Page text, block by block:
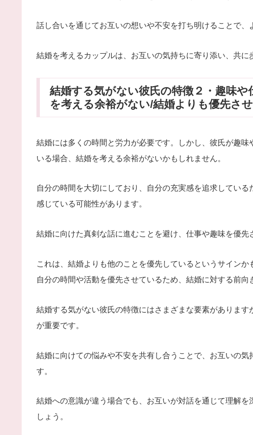
話し合いを通じてお互いの想いや不安を打ち明けることで、
結婚を考えるカップルは、お互いの気持ちに寄り添い、共に
結婚する気がない彼氏の特徴２・趣味
を考える余裕がない/結婚よりも優先さ
結婚には多くの時間と労力が必要です。しかし、彼氏が趣
いる場合、結婚を考える余裕がないかもしれません。
自分の時間を大切にしており、自分の充実感を追求してい
感じている可能性があります。
結婚に向けた真剣な話に進むことを避け、仕事や趣味を優先
これは、結婚よりも他のことを優先しているというサインか
自分の時間や活動を優先させているため、結婚に対する前向
結婚する気がない彼氏の特徴にはさまざまな要素がありま
が重要です。
結婚に向けての悩みや不安を共有し合うことで、お互いの
す。
結婚への意識が違う場合でも、お互いが対話を通じて理解
しょう。